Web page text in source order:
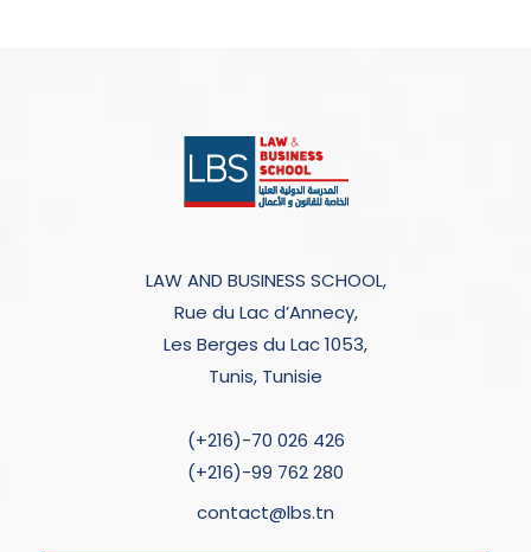
LAW AND BUSINESS SCHOOL,
Rue du Lac d’Annecy,
Les Berges du Lac 1053,
Tunis, Tunisie
(+216)-70 026 426
(+216)-99 762 280
contact@lbs.tn